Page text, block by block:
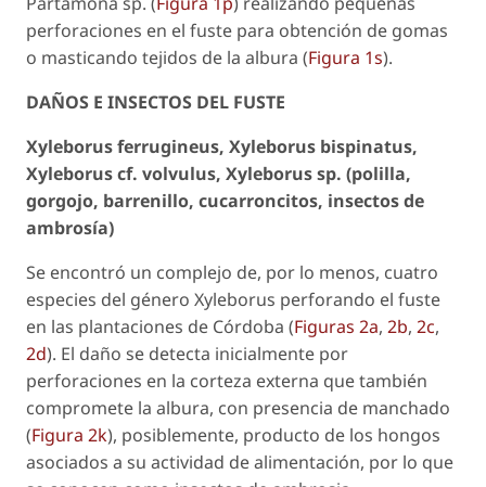
perforaciones en el fuste para obtención de gomas
o masticando tejidos de la albura (Figura 1s).
DAÑOS E INSECTOS DEL FUSTE
Xyleborus ferrugineus, Xyleborus bispinatus,
Xyleboruscf. volvulus, Xyleborussp. (polilla,
gorgojo, barrenillo, cucarroncitos, insectos de
ambrosía)
Se encontró un complejo de, por lo menos, cuatro
especies del género Xyleborus perforando el fuste
en las plantaciones de Córdoba (Figuras 2a, 2b, 2c,
2d). El daño se detecta inicialmente por
perforaciones en la corteza externa que también
compromete la albura, con presencia de manchado
(Figura 2k), posiblemente, producto de los hongos
asociados a su actividad de alimentación, por lo que